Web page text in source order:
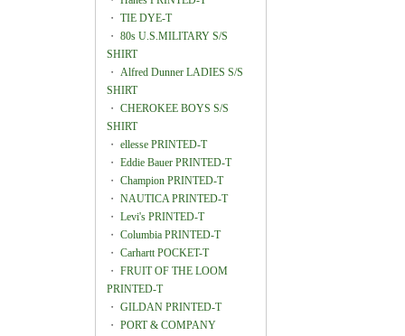
・ TIE DYE-T
・ 80s U.S.MILITARY S/S
SHIRT
・ Alfred Dunner LADIES S/S
SHIRT
・ CHEROKEE BOYS S/S
SHIRT
・ ellesse PRINTED-T
・ Eddie Bauer PRINTED-T
・ Champion PRINTED-T
・ NAUTICA PRINTED-T
・ Levi's PRINTED-T
・ Columbia PRINTED-T
・ Carhartt POCKET-T
・ FRUIT OF THE LOOM
PRINTED-T
・ GILDAN PRINTED-T
・ PORT & COMPANY